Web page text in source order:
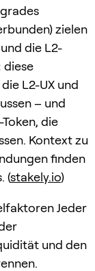
zielen
die L2-
diese
L2-UX und
– und
die
Kontext zu
finden
(stakely.io)
Jeder
und den